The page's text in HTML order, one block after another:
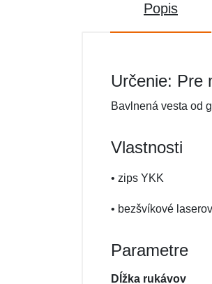
Popis
Určenie: Pre
Bavlnená vesta od
Vlastnosti
• zips YKK
• bezšvíkové
Parametre
Dĺžka rukávov